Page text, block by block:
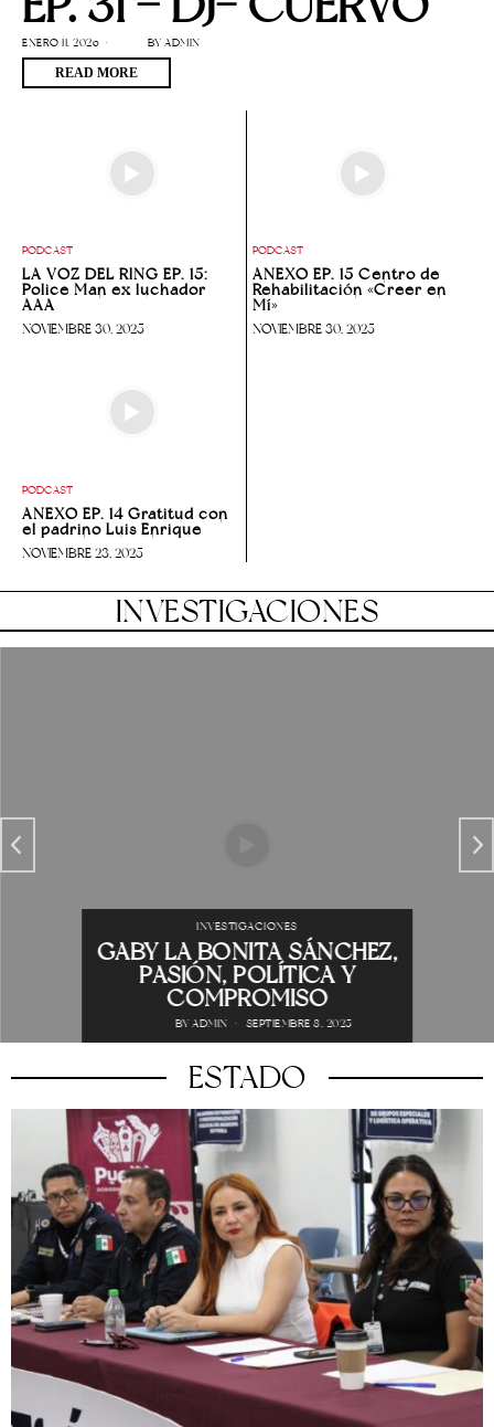
ENERO 11, 2026 BY ADMIN
READ MORE
PODCAST
LA VOZ DEL RING EP. 15:
Police Man ex luchador
AAA
NOVIEMBRE 30, 2025
PODCAST
ANEXO EP. 15 Centro de
Rehabilitación «Creer en
Mí»
NOVIEMBRE 30, 2025
PODCAST
ANEXO EP. 14 Gratitud con
el padrino Luis Enrique
NOVIEMBRE 23, 2025
INVESTIGACIONES
INVESTIGACIONES
GABY LA BONITA SÁNCHEZ,
PASIÓN, POLÍTICA Y
COMPROMISO
BYADMIN SEPTIEMBRE 8, 2025
ESTADO